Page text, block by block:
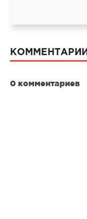
КОММЕНТАРИИ
0 комментариев